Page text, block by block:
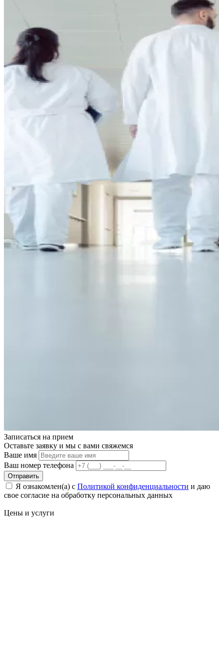
Записаться на прием
Оставьте заявку и мы с вами свяжемся
Ваше имя
Ваш номер телефона
Отправить
Я ознакомлен(а) с Политикой конфиденциальности и даю
свое cогласие на обработку персональных данных
Цены и услуги